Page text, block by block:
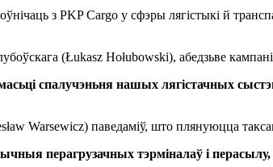
з PKP Cargo у сфэры лягістыкі й
(Łukasz Hołubowski), абедзьве
спалучэньня нашых лягістачных
Warsewicz) паведаміў, што плянуюцца
перагрузачных тэрміналаў і